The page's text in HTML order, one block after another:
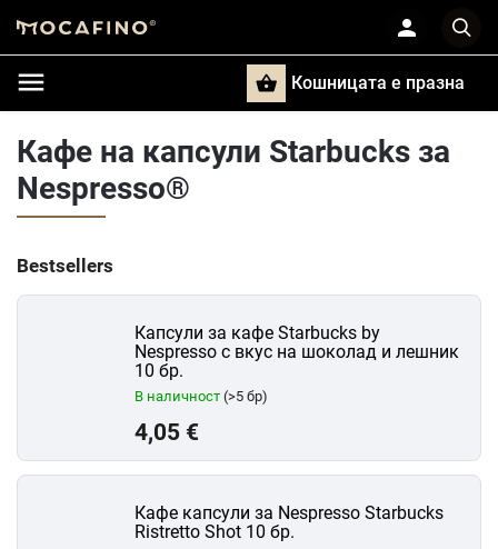
Кошницата e празна
Кафе на капсули Starbucks за
Nespresso®
Bestsellers
Капсули за кафе Starbucks by
Nespresso с вкус на шоколад и лешник
10 бр.
В наличност (>5 бр)
4,05 €
Кафе капсули за Nespresso Starbucks
Ristretto Shot 10 бр.